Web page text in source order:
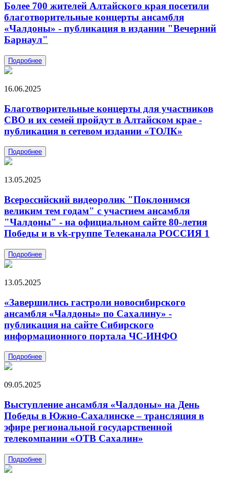
Более 700 жителей Алтайского края посетили
благотворительные концерты ансамбля
«Чалдоны» - публикация в издании "Вечерний
Барнаул"
Подробнее
16.06.2025
Благотворительные концерты для участников
СВО и их семей пройдут в Алтайском крае -
публикация в сетевом издании «ТОЛК»
Подробнее
13.05.2025
Всероссийский видеоролик "Поклонимся
великим тем годам" с участием ансамбля
"Чалдоны" - на официальном сайте 80-летия
Победы и в vk-группе Телеканала РОССИЯ 1
Подробнее
13.05.2025
«Завершились гастроли новосибирского
ансамбля «Чалдоны» по Сахалину» -
публикация на сайте Сибирского
информационного портала ЧС-ИНФО
Подробнее
09.05.2025
Выступление ансамбля «Чалдоны» на День
Победы в Южно-Сахалинске – трансляция в
эфире региональной государственной
телекомпании «ОТВ Сахалин»
Подробнее